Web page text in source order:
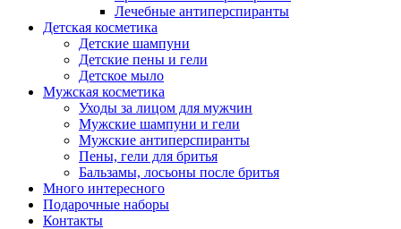
Лечебные антиперспиранты
Детская косметика
Детские шампуни
Детские пены и гели
Детское мыло
Мужская косметика
Уходы за лицом для мужчин
Мужские шампуни и гели
Мужские антиперспиранты
Пены, гели для бритья
Бальзамы, лосьоны после бритья
Много интересного
Подарочные наборы
Контакты